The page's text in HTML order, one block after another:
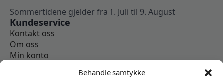
Behandle samtykke
Sommertidene gjelder fra 1. Juli til 9. August
Kundeservice
Kontakt oss
Om oss
Min konto